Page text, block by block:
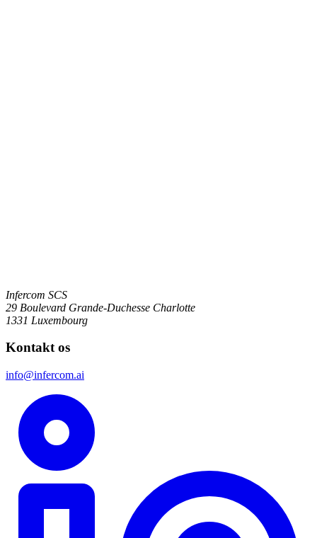
Infercom SCS
29 Boulevard Grande-Duchesse Charlotte
1331 Luxembourg
Kontakt os
info@infercom.ai